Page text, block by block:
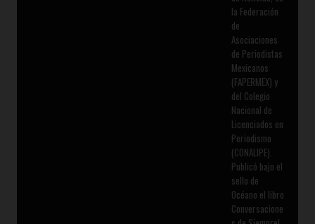
la Federación
de
Asociaciones
de Periodistas
Mexicanos
(FAPERMEX) y
del Colegio
Nacional de
Licenciados en
Periodismo
(CONALIPE).
Publicó bajo el
sello de
Océano el libro
Conversacione